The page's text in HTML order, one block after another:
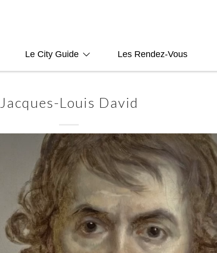
Le City Guide Les Rendez-Vous
Jacques-Louis David